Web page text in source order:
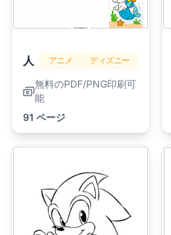
アニメ ディズニー
無料のPDF/PNG印刷可
能
91 ページ